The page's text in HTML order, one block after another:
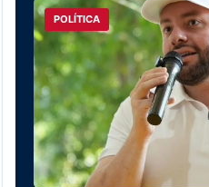
POLÍTICA